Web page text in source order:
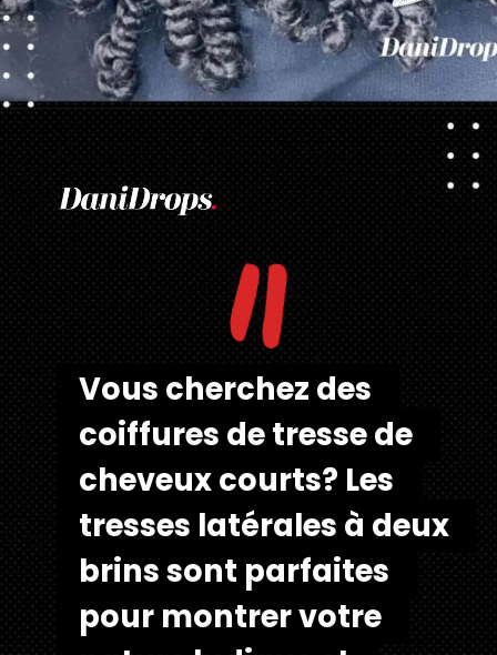
Ouverture
"
Vous cherchez des
coiffures de tresse de
cheveux courts? Les
tresses latérales à deux
brins sont parfaites
pour montrer votre
Vous cherchez des
coiffures de tresse de
cheveux courts? Les
tresses latérales à deux
brins sont parfaites
pour montrer votre